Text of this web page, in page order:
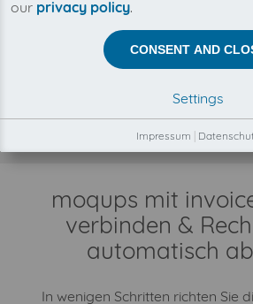
Zwischen invoicefetcher® und
Der Abruf Ihrer moqups
automatisch und
Konnektoren und
moqups mit
verbinden &
automatisch
In wenigen Schritten richten Sie
our privacy policy.
CONSENT AND
Settings
Impressum |